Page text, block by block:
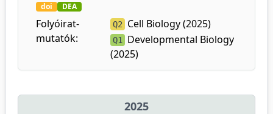
doi DEA
Folyóirat-
mutatók:
Q2 Cell Biology (2025)
Q1
Developmental Biology
(2025)
2025